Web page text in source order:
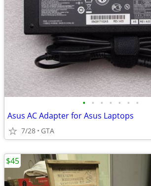
• • • • • • •
Asus AC Adapter for Asus Laptops
7/28 GTA
$45